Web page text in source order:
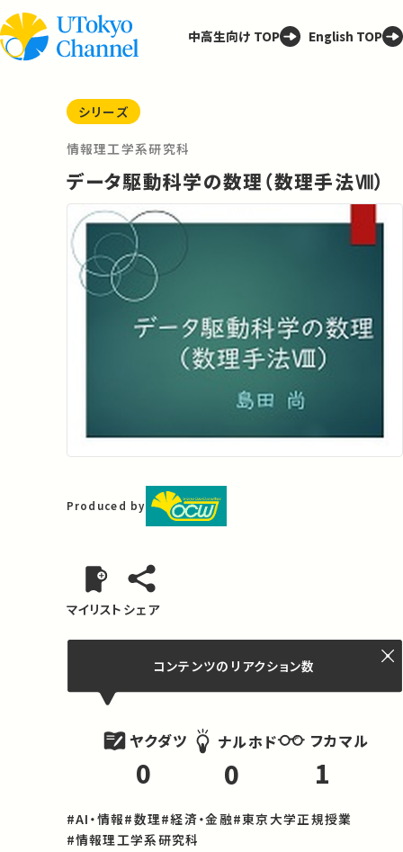
中高生向け TOP English TOP
シリーズ
情報理工学系研究科
データ駆動科学の数理（数理手法Ⅷ）
Produced by
マイリスト シェア
コンテンツの リアクション数
ヤクダツ
0
ナルホド
0
フカマル
1
#AI・情報#数理#経済・金融#東京大学正規授業
#情報理工学系研究科